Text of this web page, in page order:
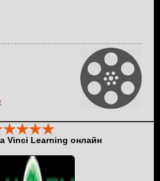
Vinci Learning онлайн